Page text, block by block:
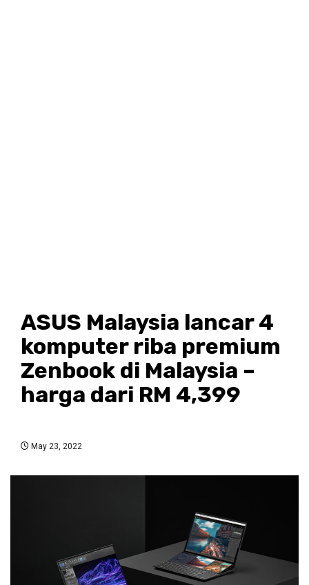
ASUS Malaysia lancar 4
komputer riba premium
Zenbook di Malaysia –
harga dari RM 4,399
May 23, 2022